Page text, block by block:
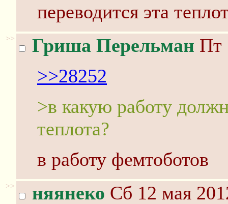
переводится эта
>> Гриша Перельман Пт
>>28252
>в какую работу
теплота?
в работу фемтоботов
>> няянеко Сб 12 мая